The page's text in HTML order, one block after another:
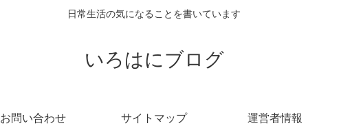
日常生活の気になることを書いています
いろはにブログ
お問い合わせ サイトマップ 運営者情報